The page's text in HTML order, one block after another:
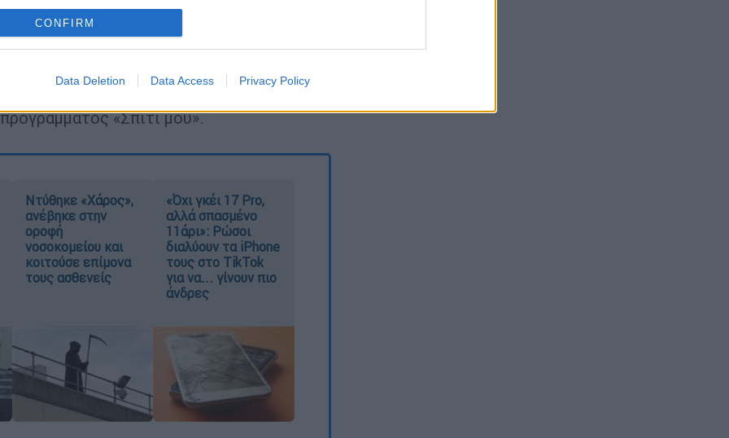
allow Google to enable storage related to security, including
functionality and fraud prevention, and other user protection.
CONFIRM
Data Deletion Data Access Privacy Policy
άδεια μητρότητας,
στο πλαίσιο επιδοτούμενων
«Σπίτι μου».
Ντύθηκε «Χάρος»,
ανέβηκε στην
οροφή
νοσοκομείου και
κοιτούσε επίμονα
τους ασθενείς
«Όχι γκέι 17 Pro,
αλλά σπασμένο
11άρι»: Ρώσοι
διαλύουν τα iPhone
τους στο TikTok
για να... γίνουν πιο
άνδρες